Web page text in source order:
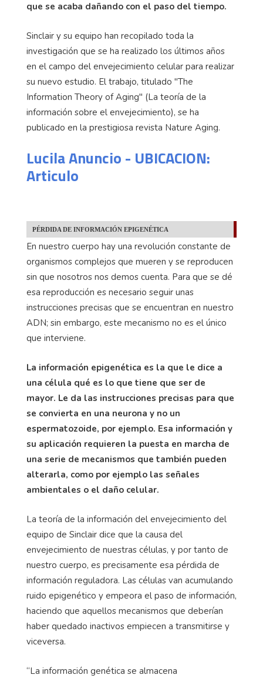
que se acaba dañando con el paso del tiempo.
Sinclair y su equipo han recopilado toda la
investigación que se ha realizado los últimos años
en el campo del envejecimiento celular para realizar
su nuevo estudio. El trabajo, titulado "The
Information Theory of Aging" (La teoría de la
información sobre el envejecimiento), se ha
publicado en la prestigiosa revista Nature Aging.
Lucila Anuncio - UBICACION:
Articulo
PÉRDIDA DE INFORMACIÓN EPIGENÉTICA
En nuestro cuerpo hay una revolución constante de
organismos complejos que mueren y se reproducen
sin que nosotros nos demos cuenta. Para que se dé
esa reproducción es necesario seguir unas
instrucciones precisas que se encuentran en nuestro
ADN; sin embargo, este mecanismo no es el único
que interviene.
La información epigenética es la que le dice a
una célula qué es lo que tiene que ser de
mayor. Le da las instrucciones precisas para que
se convierta en una neurona y no un
espermatozoide, por ejemplo. Esa información y
su aplicación requieren la puesta en marcha de
una serie de mecanismos que también pueden
alterarla, como por ejemplo las señales
ambientales o el daño celular.
La teoría de la información del envejecimiento del
equipo de Sinclair dice que la causa del
envejecimiento de nuestras células, y por tanto de
nuestro cuerpo, es precisamente esa pérdida de
información reguladora. Las células van acumulando
ruido epigenético y empeora el paso de información,
haciendo que aquellos mecanismos que deberían
haber quedado inactivos empiecen a transmitirse y
viceversa.
“La información genética se almacena